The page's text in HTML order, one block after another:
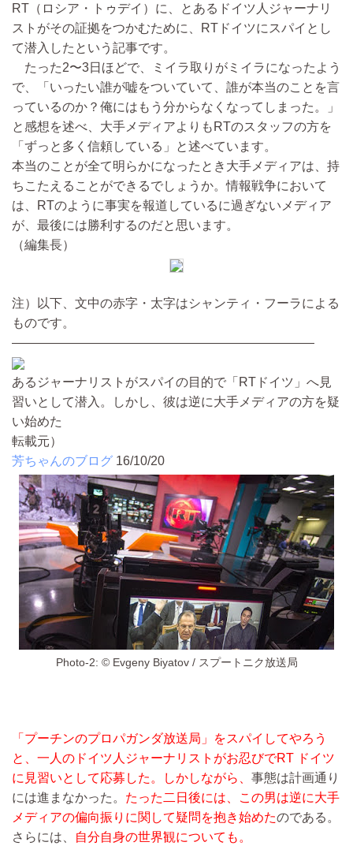
RT（ロシア・トゥデイ）に、とあるドイツ人ジャーナリ
ストがその証拠をつかむために、RTドイツにスパイとし
て潜入したという記事です。
たった2〜3日ほどで、ミイラ取りがミイラになったよう
で、「いったい誰が嘘をついていて、誰が本当のことを言
っているのか？俺にはもう分からなくなってしまった。」
と感想を述べ、大手メディアよりもRTのスタッフの方を
「ずっと多く信頼している」と述べています。
本当のことが全て明らかになったとき大手メディアは、持
ちこたえることができるでしょうか。情報戦争において
は、RTのように事実を報道しているに過ぎないメディア
が、最後には勝利するのだと思います。
（編集長）
注）以下、文中の赤字・太字はシャンティ・フーラによる
ものです。
————————————————————————
あるジャーナリストがスパイの目的で「RTドイツ」へ見
習いとして潜入。しかし、彼は逆に大手メディアの方を疑
い始めた
転載元）
芳ちゃんのブログ 16/10/20
Photo-2: © Evgeny Biyatov / スプートニク放送局
「プーチンのプロパガンダ放送局」をスパイしてやろう
と、一人のドイツ人ジャーナリストがお忍びでRT ドイツ
に見習いとして応募した。しかしながら、 事態は計画通り
には進まなかった。 たった二日後には、この男は逆に大手
メディアの偏向振りに関して疑問を抱き始めたのである。
さらには、
自分自身の世界観についても。